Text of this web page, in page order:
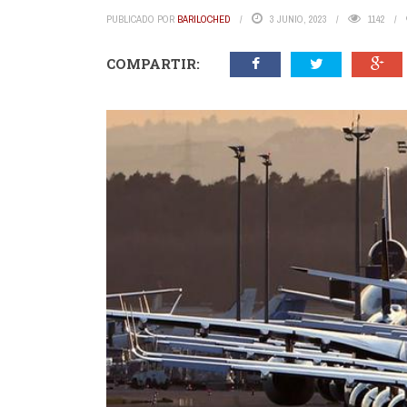
PUBLICADO POR BARILOCHED 3 JUNIO, 2023 1142
COMPARTIR: